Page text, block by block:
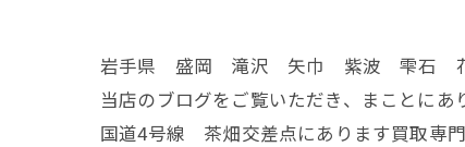
岩手県 盛岡 滝沢 矢巾 紫波 雫石 花
当店のブログをご覧いただき、まことにあ
国道4号線 茶畑交差点にあります買取専